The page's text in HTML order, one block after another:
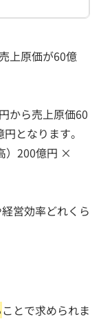
上原価が60億
から売上原価60
となります。
）200億円 ×
営効率どれくら
ことで求められま